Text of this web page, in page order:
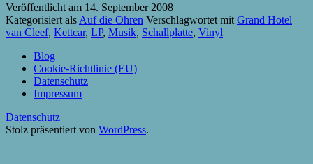
Veröffentlicht am 14. September 2008
Kategorisiert als Auf die Ohren Verschlagwortet mit Grand Hotel
van Cleef, Kettcar, LP, Musik, Schallplatte, Vinyl
Blog
Cookie-Richtlinie (EU)
Datenschutz
Impressum
Datenschutz
Stolz präsentiert von WordPress.